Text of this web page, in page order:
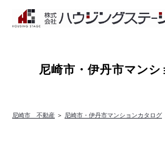
尼崎市・伊丹市マンシ
尼崎市 不動産 ＞ 尼崎市・伊丹市マンションカタログ